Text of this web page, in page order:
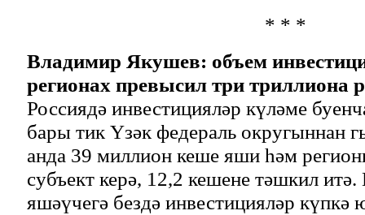
* * *
Владимир Якушев: объем
регионах превысил три триллиона
Россиядә инвестицияләр күләме
бары тик Үзәк федераль округыннан
анда 39 миллион кеше яши һәм
субъект керә, 12,2 кешене тәшкил
яшәүчегә бездә инвестицияләр күпкә